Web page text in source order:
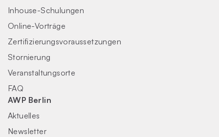
Inhouse-Schulungen
Online-Vorträge
Zertifizierungs­voraus­setzungen
Stornierung
Veranstaltungsorte
FAQ
AWP Berlin
Aktuelles
Newsletter